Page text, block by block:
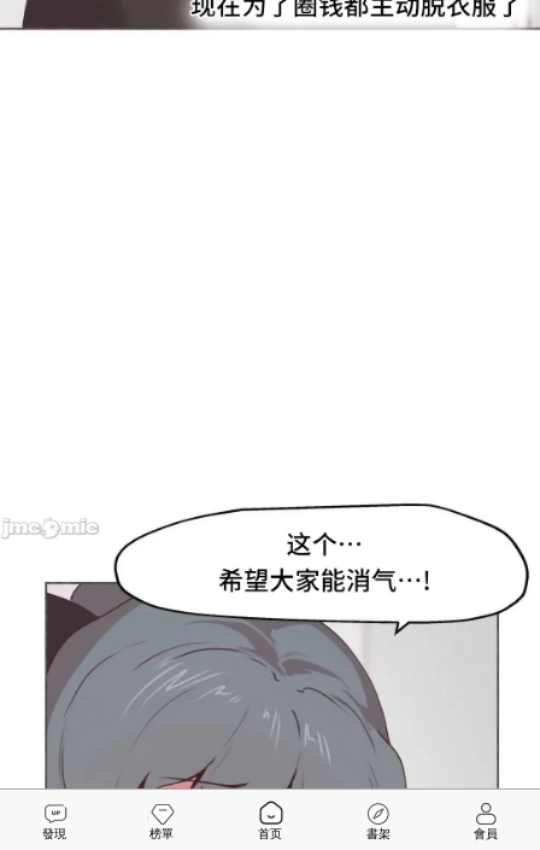
發現 榜單 首页 書架 會員